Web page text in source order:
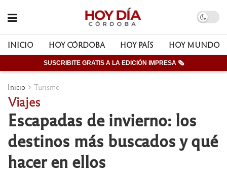
INICIO HOY CÓRDOBA HOY PAÍS HOY MUNDO
SUSCRIBITE GRATIS A LA EDICIÓN IMPRESA 🗞
Inicio Turismo
Viajes
Escapadas de invierno: los
destinos más buscados y qué
hacer en ellos